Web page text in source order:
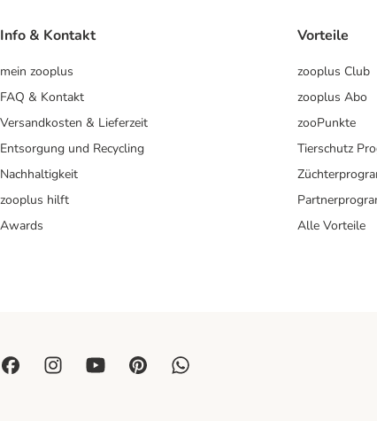
Info & Kontakt
mein zooplus
FAQ & Kontakt
Versandkosten & Lieferzeit
Entsorgung und Recycling
Nachhaltigkeit
zooplus hilft
Awards
Vorteile
zooplus Club
zooplus Abo
zooPunkte
Tierschutz
Alle Vorteile